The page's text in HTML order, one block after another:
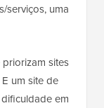
serviços, uma
sites
um site de
em